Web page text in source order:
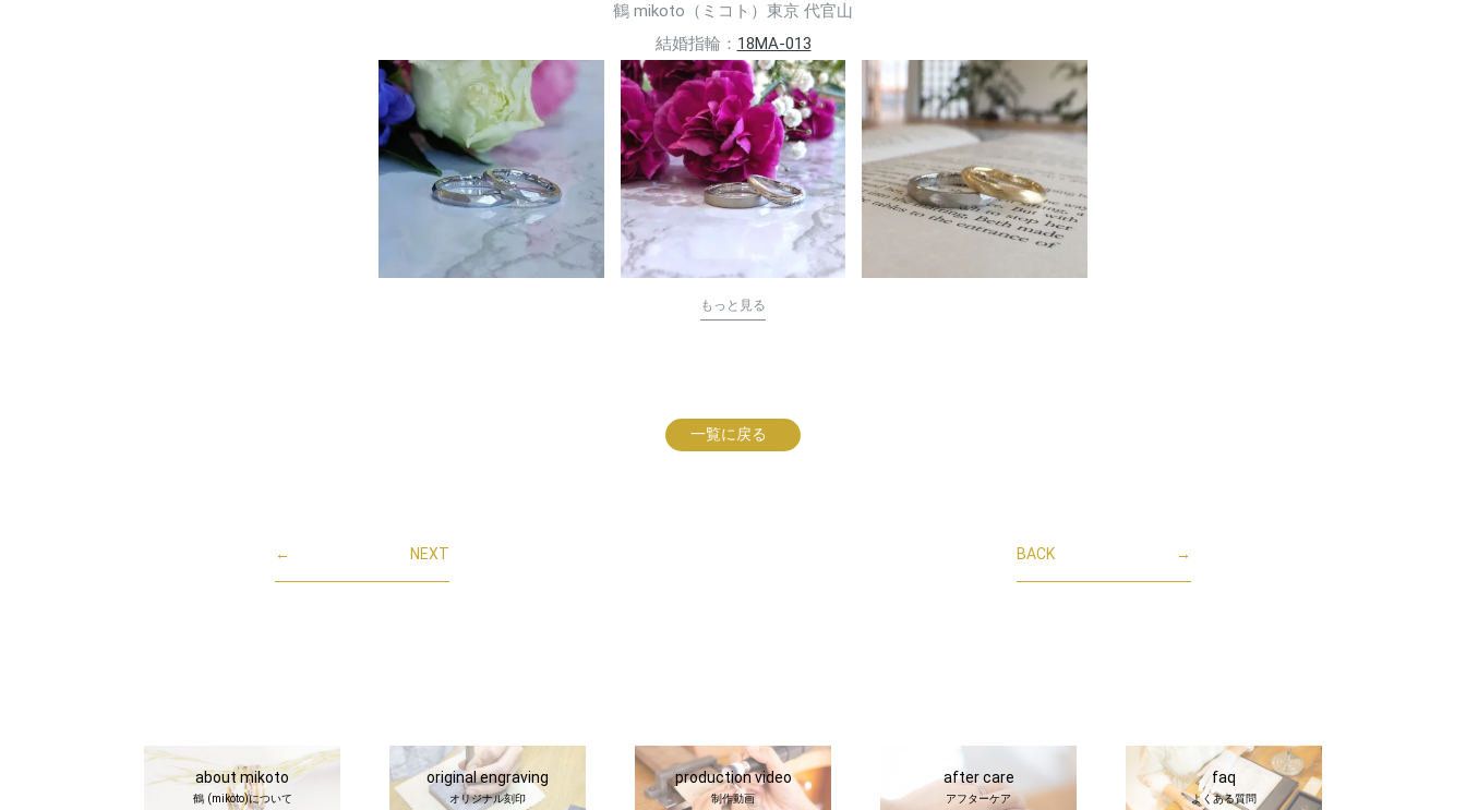
鶴 mikoto（ミコト）東京 代官山
結婚指輪： 18MA-013
もっと見る
一覧に戻る
← NEXT →
BACK
about mikoto
鶴 (mikoto)について
original engraving
オリジナル刻印
production video
制作動画
after care
アフターケア
faq
よくある質問